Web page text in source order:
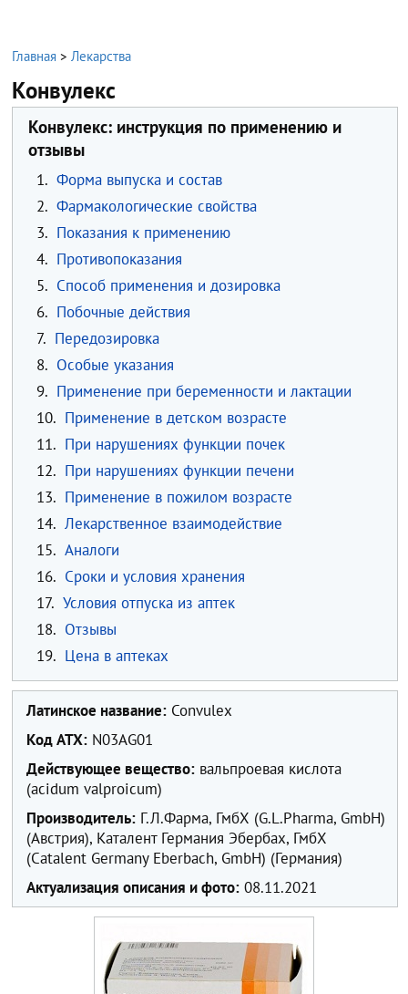
Главная >Лекарства
Конвулекс
Конвулекс: инструкция по применению и
отзывы
1. Форма выпуска и состав
2. Фармакологические свойства
3. Показания к применению
4. Противопоказания
5. Способ применения и дозировка
6. Побочные действия
7. Передозировка
8. Особые указания
9. Применение при беременности и лактации
10. Применение в детском возрасте
11. При нарушениях функции почек
12. При нарушениях функции печени
13. Применение в пожилом возрасте
14. Лекарственное взаимодействие
15. Аналоги
16. Сроки и условия хранения
17. Условия отпуска из аптек
18. Отзывы
19. Цена в аптеках
Латинское название: Convulex
Код ATX: N03AG01
Действующее вещество: вальпроевая кислота
(acidum valproicum)
Производитель: Г.Л.Фарма, ГмбХ (G.L.Pharma, GmbH)
(Австрия), Каталент Германия Эбербах, ГмбХ
(Catalent Germany Eberbach, GmbH) (Германия)
Актуализация описания и фото: 08.11.2021